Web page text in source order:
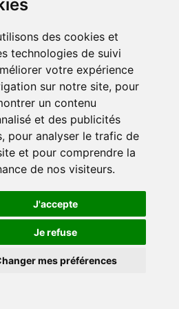
des cookies et
technologies de suivi
votre expérience
sur notre site, pour
un contenu
et des publicités
pour analyser le trafic de
et pour comprendre la
de nos visiteurs.
J'accepte
Je refuse
mes préférences